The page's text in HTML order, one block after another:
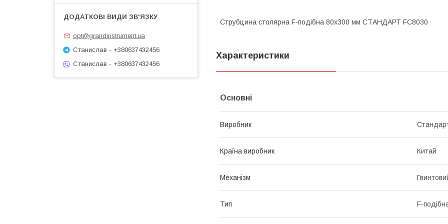
Струбцина столярна F-подібна 80х300 мм СТАНДАРТ FC8030
Характеристики
Основні
Виробник
Країна виробник Китай
Механізм
Тип F-
opt@grandinstrument.ua
Станислав - +380637432456
Станислав - +380637432456